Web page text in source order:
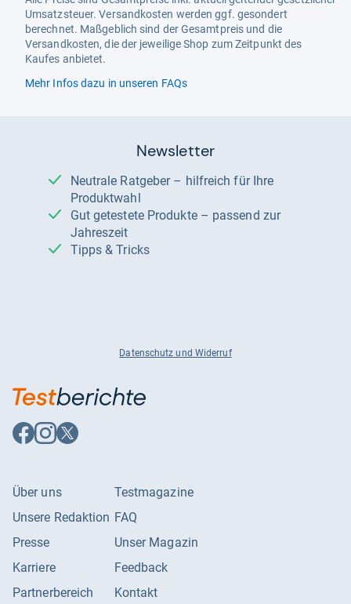
Umsatzsteuer. Versandkosten werden ggf. gesondert
berechnet. Maßgeblich sind der Gesamtpreis und die
Versandkosten, die der jeweilige Shop zum Zeitpunkt des
Kaufes anbietet.
Mehr Infos dazu in unseren FAQs
Newsletter
Neutrale Ratgeber – hilfreich für Ihre
Produktwahl
Gut getestete Produkte – passend zur
Jahreszeit
Tipps & Tricks
Datenschutz und Widerruf
Auf
Facebook
Auf
Instagram
Auf
X
Über uns
Unsere Redaktion
Presse
Karriere
Partnerbereich
Testmagazine
FAQ
Unser Magazin
Feedback
Kontakt